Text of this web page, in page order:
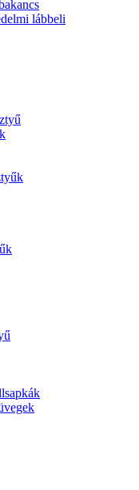
lábbeli